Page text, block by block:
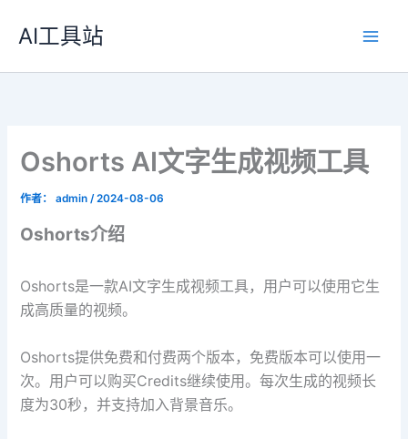
容
AI工具站
Oshorts AI文字生成视频工具
作者： admin/2024-08-06
Oshorts介绍
Oshorts是一款AI文字生成视频工具，用户可以使用它生
成高质量的视频。
Oshorts提供免费和付费两个版本，免费版本可以使用一
次。用户可以购买Credits继续使用。每次生成的视频长
度为30秒，并支持加入背景音乐。